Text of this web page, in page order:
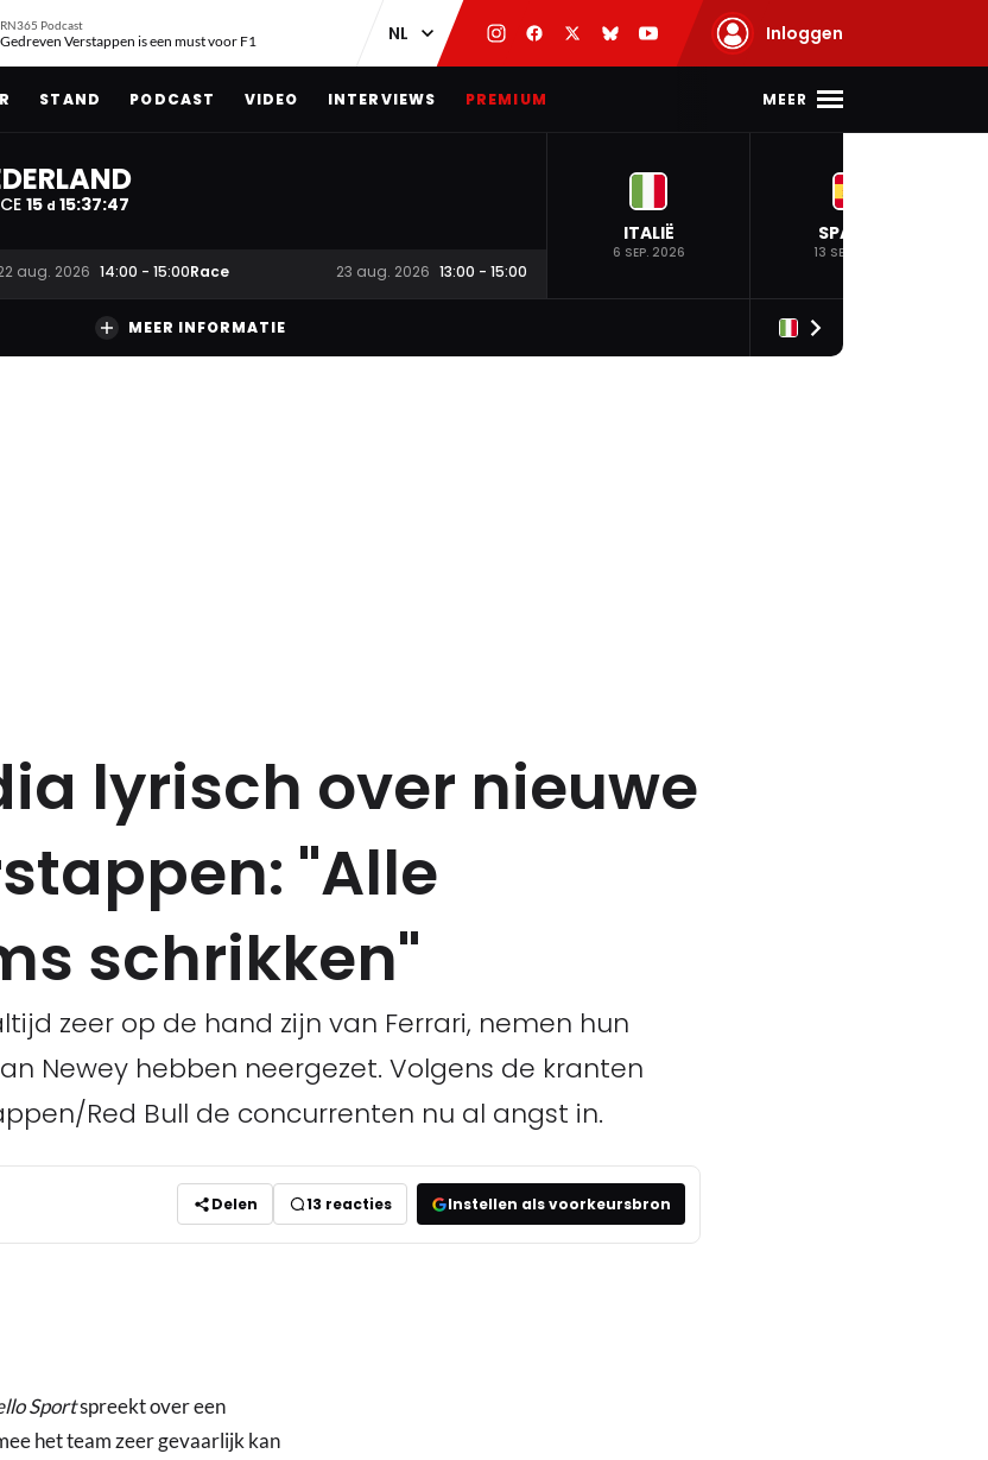
RN365 Podcast
Gedreven Verstappen is een must voor F1 Inloggen
STAND PODCAST VIDEO INTERVIEWS PREMIUM MEER
15 d 15:37:47
aug. 2026 14:00 - 15:00Race 23 aug. 2026 13:00 - 15:00
ITALIË
6 SEP. 2026
SPANJE
13 SEP. 2026
MEER INFORMATIE
lyrisch over nieuwe
"Alle
schrikken"
zeer op de hand zijn van Ferrari, nemen hun
Newey hebben neergezet. Volgens de kranten
Red Bull de concurrenten nu al angst in.
Delen 13 reacties Instellen als voorkeursbron
Sportspreekt over een
het team zeer gevaarlijk kan